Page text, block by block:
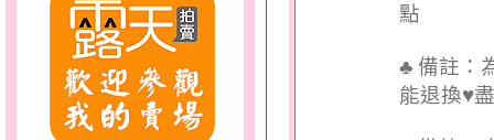
點
♣ 備註：
能退換♥